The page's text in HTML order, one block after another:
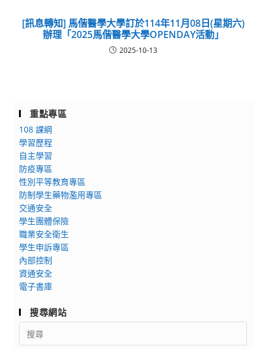
[訊息轉知] 馬偕醫學大學訂於114年11月08日(星期六)
辦理「2025馬偕醫學大學OPENDAY活動」
2025-10-13
重點專區
108 課綱
學習歷程
自主學習
防疫專區
性別平等教育專區
防制學生藥物濫用專區
交通安全
學生團體保險
職業安全衛生
學生申訴專區
內部控制
資通安全
電子書庫
搜尋網站
Search
for: